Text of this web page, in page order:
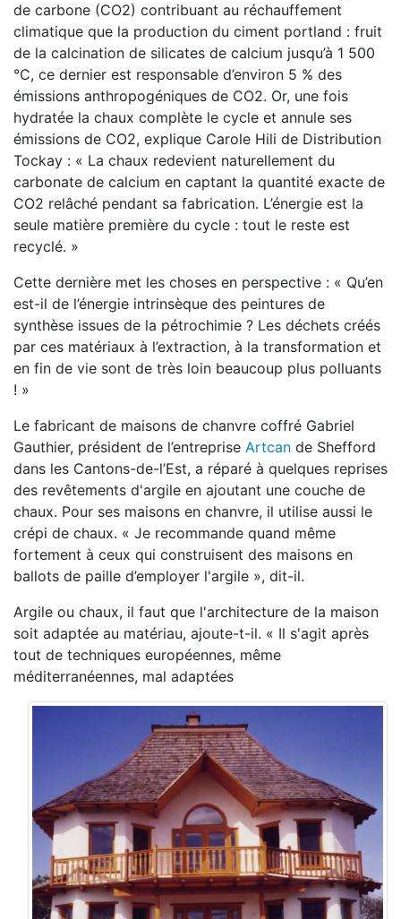
de carbone (CO2) contribuant au réchauffement
climatique que la production du ciment portland : fruit
de la calcination de silicates de calcium jusqu’à 1 500
°C, ce dernier est responsable d’environ 5 % des
émissions anthropogéniques de CO2. Or, une fois
hydratée la chaux complète le cycle et annule ses
émissions de CO2, explique Carole Hili de Distribution
Tockay : « La chaux redevient naturellement du
carbonate de calcium en captant la quantité exacte de
CO2 relâché pendant sa fabrication. L’énergie est la
seule matière première du cycle : tout le reste est
recyclé. »
Cette dernière met les choses en perspective : « Qu’en
est-il de l’énergie intrinsèque des peintures de
synthèse issues de la pétrochimie ? Les déchets créés
par ces matériaux à l’extraction, à la transformation et
en fin de vie sont de très loin beaucoup plus polluants
! »
Le fabricant de maisons de chanvre coffré Gabriel
Gauthier, président de l’entreprise Artcan de Shefford
dans les Cantons-de-l’Est, a réparé à quelques reprises
des revêtements d'argile en ajoutant une couche de
chaux. Pour ses maisons en chanvre, il utilise aussi le
crépi de chaux. « Je recommande quand même
fortement à ceux qui construisent des maisons en
ballots de paille d’employer l'argile », dit-il.
Argile ou chaux, il faut que l'architecture de la maison
soit adaptée au matériau, ajoute-t-il. « Il s'agit après
tout de techniques européennes, même
méditerranéennes, mal adaptées